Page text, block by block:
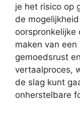
je het risico op
de
maken van
gemoedsrust
vertaalproces,
de slag kunt
onherstelbare